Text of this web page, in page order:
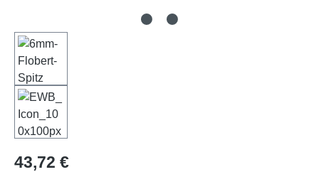
Regulärer Preis:
43,72 €